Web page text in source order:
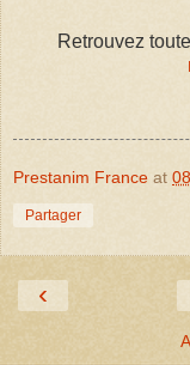
Retrouvez
Prestanim France at
Partager
‹